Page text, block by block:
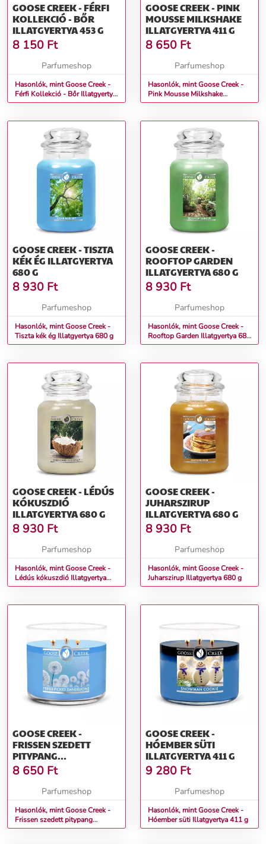
GOOSE CREEK - FÉRFI
KOLLEKCIÓ - BŐR
ILLATGYERTYA 453 G
8 150 Ft
Parfumeshop
Hasonlók, mint Goose Creek -
Férfi Kollekció - Bőr Illatgyertya
453 g
GOOSE CREEK - PINK
MOUSSE MILKSHAKE
ILLATGYERTYA 411 G
8 650 Ft
Parfumeshop
Hasonlók, mint Goose Creek -
Pink Mousse Milkshake
Illatgyertya 411 g
GOOSE CREEK - TISZTA
KÉK ÉG ILLATGYERTYA
680 G
8 930 Ft
Parfumeshop
Hasonlók, mint Goose Creek -
Tiszta kék ég Illatgyertya 680 g
GOOSE CREEK -
ROOFTOP GARDEN
ILLATGYERTYA 680 G
8 930 Ft
Parfumeshop
Hasonlók, mint Goose Creek -
Rooftop Garden Illatgyertya 680
g
GOOSE CREEK - LÉDÚS
KÓKUSZDIÓ
ILLATGYERTYA 680 G
8 930 Ft
Parfumeshop
Hasonlók, mint Goose Creek -
Lédús kókuszdió Illatgyertya
680 g
GOOSE CREEK -
JUHARSZIRUP
ILLATGYERTYA 680 G
8 930 Ft
Parfumeshop
Hasonlók, mint Goose Creek -
Juharszirup Illatgyertya 680 g
GOOSE CREEK -
FRISSEN SZEDETT
PITYPANG
ILLATGYERTYA 411 G
8 650 Ft
Parfumeshop
Hasonlók, mint Goose Creek -
Frissen szedett pitypang
Illatgyertya 411 g
GOOSE CREEK -
HÓEMBER SÜTI
ILLATGYERTYA 411 G
9 280 Ft
Parfumeshop
Hasonlók, mint Goose Creek -
Hóember süti Illatgyertya 411 g